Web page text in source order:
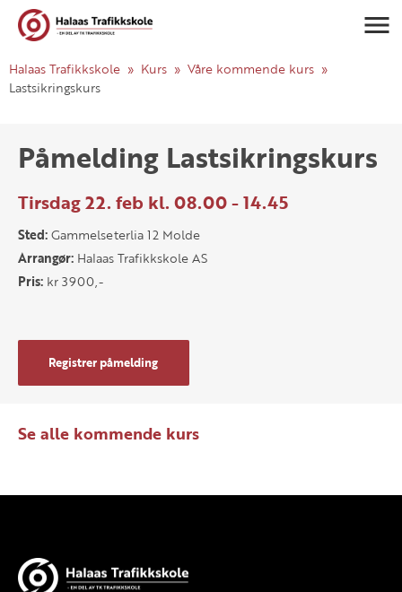
Halaas Trafikkskole Kurs
Våre kommende kurs
Lastsikringskurs
Påmelding Lastsikringskurs
Tirsdag 22. feb kl. 08.00 - 14.45
Sted:Gammelseterlia 12 Molde
Arrangør: Halaas Trafikkskole AS
Pris: kr 3900,-
Registrer påmelding
Se alle kommende kurs